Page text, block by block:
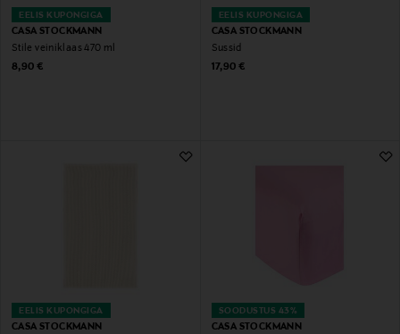
EELIS KUPONGIGA
CASA STOCKMANN
Stile veiniklaas 470 ml
Original Price
8,90 €
EELIS KUPONGIGA
CASA STOCKMANN
Sussid
Original Price
17,90 €
EELIS KUPONGIGA
CASA STOCKMANN
SOODUSTUS 43%
CASA STOCKMANN